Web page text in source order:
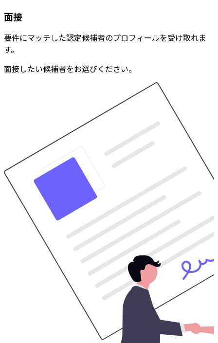
面接
要件にマッチした認定候補者のプロフィールを受け取れま
す。
面接したい候補者をお選びください。